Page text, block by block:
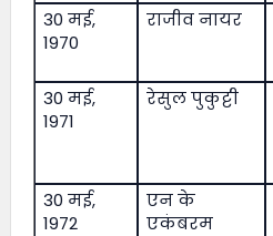
30 मई,
1970
राजीव नायर
30 मई,
1971
रेसुल पुकुट्टी
30 मई,
1972
एन के
एकंबरम